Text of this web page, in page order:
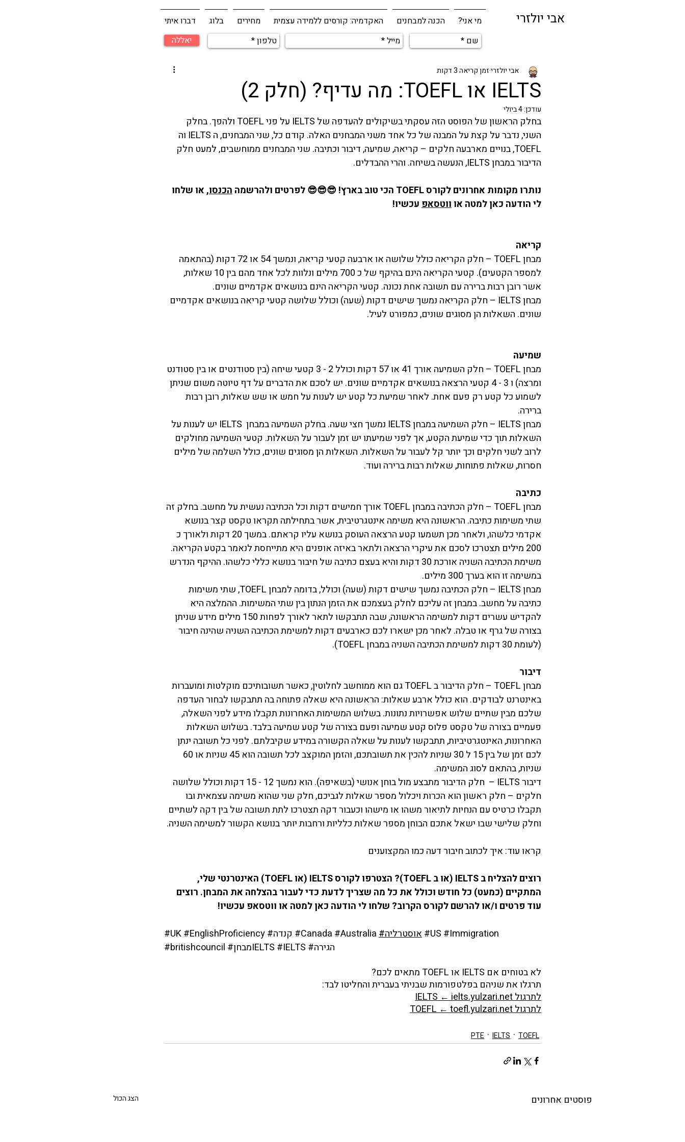
מי אני? הכנה למבחנים האקדמיה: קורסים ללמידה עצמית מחירים בלוג דברו איתי אבי יולזרי
יאללה
IELTS או TOEFL: מה עדיף? (חלק 2)
אבי יולזריזמן קריאה 3 דקות
עודכן:4 ביולי
בחלק הראשון של הפוסט הזה
עסקתי בשיקולים להעדפה של IELTS על פני TOEFL ולהפך. בחלק
השני, נדבר על קצת על המבנה של כל אחד משני המבחנים האלה. קודם כל, שני המבחנים, ה IELTS וה
TOEFL, בנויים מארבעה חלקים – קריאה, שמיעה, דיבור וכתיבה. שני המבחנים ממוחשבים, למעט חלק
הדיבור במבחן IELTS, הנעשה בשיחה. והרי ההבדלים.
נותרו מקומות אחרונים לקורס TOEFL הכי טוב בארץ! 😎😎😎 לפרטים ולהרשמה
הכנסו, או שלחו
לי הודעה כאן למטה או ווטסאפ עכשיו!
קריאה
מבחן TOEFL – חלק הקריאה כולל שלושה או ארבעה קטעי קריאה, ונמשך 54 או 72 דקות (בהתאמה
למספר הקטעים). קטעי הקריאה הינם בהיקף של כ 700 מילים ונלוות לכל אחד מהם בין 10 שאלות,
אשר רובן רבות ברירה עם תשובה אחת נכונה. קטעי הקריאה הינם בנושאים אקדמיים שונים.
מבחן IELTS – חלק הקריאה נמשך שישים דקות (שעה) וכולל שלושה קטעי קריאה בנושאים אקדמיים
שונים. השאלות הן מסוגים שונים, כמפורט לעיל.
שמיעה
מבחן TOEFL – חלק השמיעה אורך 41 או 57 דקות וכולל 2 - 3 קטעי שיחה (בין סטודנטים או בין סטודנט
ומרצה) ו 3 - 4 קטעי הרצאה בנושאים אקדמיים שונים. יש לסכם את הדברים על דף טיוטה משום שניתן
לשמוע כל קטע רק פעם אחת. לאחר שמיעת כל קטע יש לענות על חמש או שש שאלות, רובן רבות
ברירה.
מבחן IELTS – חלק השמיעה במבחן IELTS נמשך חצי שעה. בחלק השמיעה במבחן  IELTS יש לענות על
השאלות תוך כדי שמיעת הקטע, אך לפני שמיעתו יש זמן לעבור על השאלות. קטעי השמיעה מחולקים
לרוב לשני חלקים וכך יותר קל לעבור על השאלות. השאלות הן מסוגים שונים, כולל השלמה של מילים
חסרות, שאלות פתוחות, שאלות רבות ברירה ועוד.
כתיבה
מבחן TOEFL – חלק הכתיבה במבחן TOEFL אורך חמישים דקות וכל הכתיבה נעשית על מחשב. בחלק זה
שתי משימות כתיבה. הראשונה היא משימה אינטגרטיבית, אשר בתחילתה תקראו טקסט קצר בנושא
אקדמי כלשהו, ולאחר מכן תשמעו קטע הרצאה העוסק בנושא עליו קראתם. במשך 20 דקות ולאורך כ
200 מילים תצטרכו לסכם את עיקרי הרצאה ולתאר באיזה אופנים היא מתייחסת לנאמר בקטע הקריאה.
משימת הכתיבה השניה אורכת 30 דקות והיא בעצם כתיבה של חיבור בנושא כללי כלשהו. ההיקף הנדרש
במשימה זו הוא בערך 300 מילים.
מבחן IELTS – חלק הכתיבה נמשך שישים דקות (שעה) וכולל, בדומה למבחן TOEFL, שתי משימות
כתיבה על מחשב. במבחן זה עליכם לחלק בעצמכם את הזמן הנתון בין שתי המשימות. ההמלצה היא
להקדיש עשרים דקות למשימה הראשונה, שבה תתבקשו לתאר לאורך לפחות 150 מילים מידע שניתן
בצורה של גרף או טבלה. לאחר מכן ישארו לכם כארבעים דקות למשימת הכתיבה השניה שהינה חיבור
(לעומת 30 דקות למשימת הכתיבה השניה במבחן TOEFL).
דיבור
מבחן TOEFL – חלק הדיבור ב TOEFL גם הוא ממוחשב לחלוטין, כאשר תשובותיכם מוקלטות ומועברות
באינטרנט לבודקים. הוא כולל ארבע שאלות: הראשונה היא שאלה פתוחה בה תתבקשו לבחור העדפה
שלכם מבין שתיים שלוש אפשרויות נתונות. בשלוש המשימות האחרונות תקבלו מידע לפני השאלה,
פעמיים בצורה של טקסט פלוס קטע שמיעה ופעם בצורה של קטע שמיעה בלבד. בשלוש השאלות
האחרונות, האינטגרטיביות, תתבקשו לענות על שאלה הקשורה במידע שקיבלתם. לפני כל תשובה ינתן
שניות, בהתאם לסוג המשימה.
דיבור IELTS –  חלק הדיבור מתבצע מול בוחן אנושי (בשאיפה). הוא נמשך 12 - 15 דקות וכולל שלושה
חלקים – חלק ראשון הוא הכרות ויכלול מספר שאלות לגביכם, חלק שני שהוא משימה עצמאית ובו
תקבלו כרטיס עם הנחיות לתיאור משהו או מישהו וכעבור דקה תצטרכו לתת תשובה של בין דקה לשתיים
וחלק שלישי שבו ישאל אתכם הבוחן מספר שאלות כלליות ורחבות יותר בנושא הקשור למשימה השניה.
קראו עוד: איך לכתוב חיבור דעה כמו המקצוענים
רוצים להצליח ב IELTS (או ב TOEFL)? הצטרפו לקורס IELTS (או TOEFL) האינטרנטי שלי,
המתקיים (כמעט) כל חודש וכולל את כל מה שצריך לדעת כדי לעבור בהצלחה את המבחן. רוצים
עוד פרטים ו/או להרשם לקורס הקרוב? שלחו לי הודעה כאן למטה או ווטסאפ עכשיו!
#UK#EnglishProficiency #קנדה #Canada #Australia #אוסטרליה#US #Immigration
#britishcouncil
#מבחןIELTS #IELTS
#הגירה
לא בטוחים אם IELTS או TOEFL מתאים לכם?
תרגלו את שניהם בפלטפורמות שבניתי בעברית והחליטו לבד:
לתרגול IELTS ← ielts.yulzari.net
לתרגול TOEFL ← toefl.yulzari.net
TOEFL
IELTS
PTE
פוסטים אחרונים הצג הכול